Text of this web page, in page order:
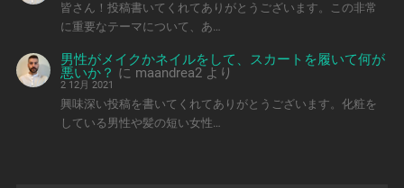
皆さん！投稿書いてくれてありがとうございます。この非常
に重要なテーマについて、あ…
男性がメイクかネイルをして、スカートを履いて何が
悪いか？ に maandrea2 より
2 12月 2021
興味深い投稿を書いてくれてありがとうございます。化粧を
している男性や髪の短い女性…